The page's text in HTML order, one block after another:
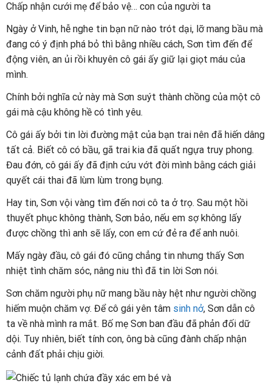
Chấp nhận cưới mẹ để bảo vệ… con của người ta
Ngày ở Vinh, hễ nghe tin bạn nữ nào trót dại, lỡ mang bầu mà
đang có ý định phá bỏ thì bằng nhiều cách, Sơn tìm đến để
động viên, an ủi rồi khuyên cô gái ấy giữ lại giọt máu của
mình.
Chính bởi nghĩa cử này mà Sơn suýt thành chồng của một cô
gái mà cậu không hề có tình yêu.
Cô gái ấy bởi tin lời đường mật của bạn trai nên đã hiến dâng
tất cả. Biết cô có bầu, gã trai kia đã quất ngựa truy phong.
Đau đớn, cô gái ấy đã định cứu vớt đời mình bằng cách giải
quyết cái thai đã lùm lùm trong bụng.
Hay tin, Sơn vội vàng tìm đến nơi cô ta ở trọ. Sau một hồi
thuyết phục không thành, Sơn bảo, nếu em sợ không lấy
được chồng thì anh sẽ lấy, con em cứ đẻ ra để anh nuôi.
Mấy ngày đầu, cô gái đó cũng chẳng tin nhưng thấy Sơn
nhiệt tình chăm sóc, nâng niu thì đã tin lời Sơn nói.
Sơn chăm người phụ nữ mang bầu này hệt như người chồng
hiếm muộn chăm vợ. Để cô gái yên tâm sinh nở, Sơn dẫn cô
ta về nhà mình ra mắt. Bố mẹ Sơn ban đầu đã phản đối dữ
dội. Tuy nhiên, biết tính con, ông bà cũng đành chấp nhận
cảnh đất phải chịu giời.